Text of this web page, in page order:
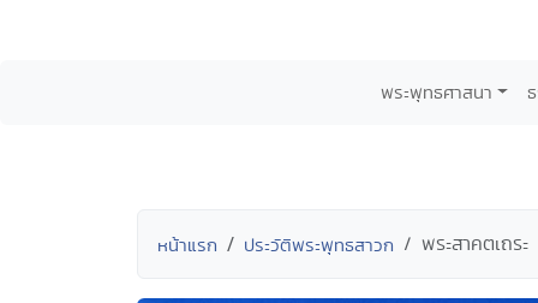
พระพุทธศาสนา
หน้าแรก ประวัติพระพุทธสาวก พระสาคตเถระ